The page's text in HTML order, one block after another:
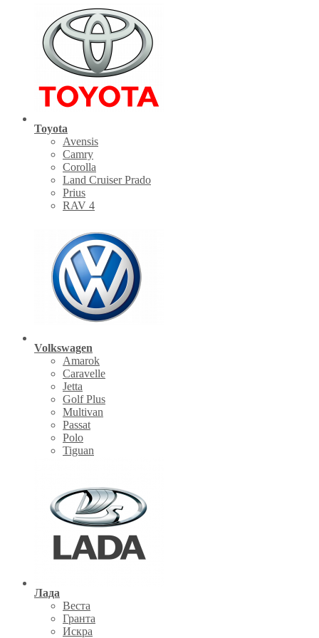
Toyota
Avensis
Camry
Corolla
Land Cruiser Prado
Prius
RAV 4
Volkswagen
Amarok
Caravelle
Jetta
Golf Plus
Multivan
Passat
Polo
Tiguan
Лада
Веста
Гранта
Искра